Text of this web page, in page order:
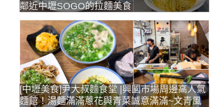
鄰近中壢SOGO的拉麵美食
[中壢美食]尹大叔麵食堂 |興國市場周邊高人氣
麵館！湯麵滿滿蔥花與青菜誠意滿滿~文青風